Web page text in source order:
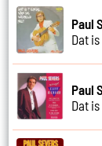
Paul
Dat
Paul
Dat